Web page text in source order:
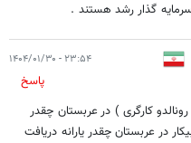
گذار رشد هستند .
۲۳:۵۴ - ۱۴۰۴/۰۱/۳۰
پاسخ
کارگری ) در عربستان چقدر
در عربستان چقدر یارانه دریافت